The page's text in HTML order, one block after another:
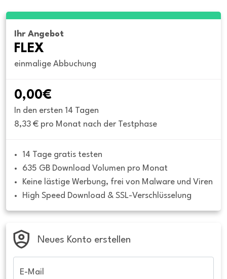
Ihr Angebot
FLEX
einmalige Abbuchung
0,00€
In den ersten 14 Tagen
8,33 € pro Monat nach der Testphase
14 Tage gratis testen
635 GB Download Volumen pro Monat
Keine lästige Werbung, frei von Malware und Viren
High Speed Download & SSL-Verschlüsselung
Neues Konto erstellen
E-Mail